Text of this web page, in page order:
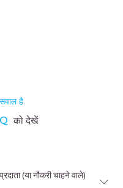
है
को देखें
(या नौकरी चाहने वाले)